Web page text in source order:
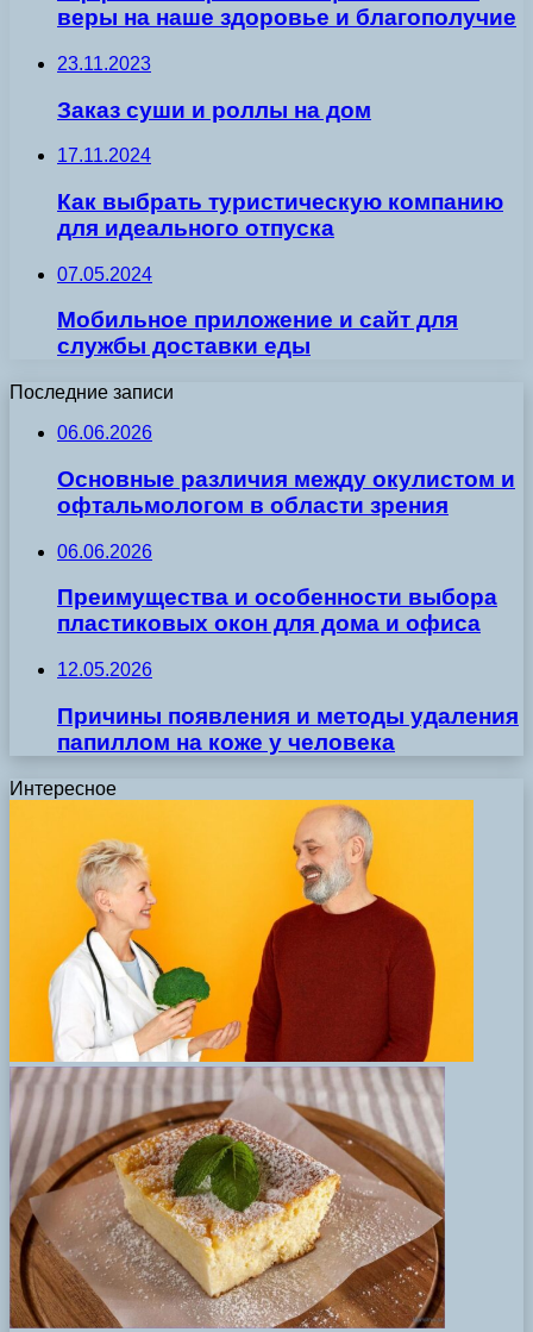
веры на наше здоровье и благополучие
23.11.2023
Заказ суши и роллы на дом
17.11.2024
Как выбрать туристическую компанию
для идеального отпуска
07.05.2024
Мобильное приложение и сайт для
службы доставки еды
Последние записи
06.06.2026
Основные различия между окулистом и
офтальмологом в области зрения
06.06.2026
Преимущества и особенности выбора
пластиковых окон для дома и офиса
12.05.2026
Причины появления и методы удаления
папиллом на коже у человека
Интересное